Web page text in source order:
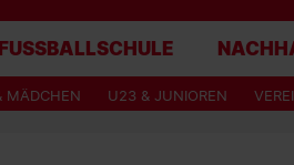
FUSSBALLSCHULE
MÄDCHEN U23 & JUNIOREN